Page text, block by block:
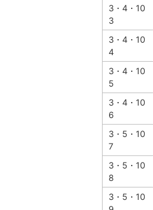
3・4・10
3
3・4・10
4
3・4・10
5
3・4・10
6
3・5・10
7
3・5・10
8
3・5・10